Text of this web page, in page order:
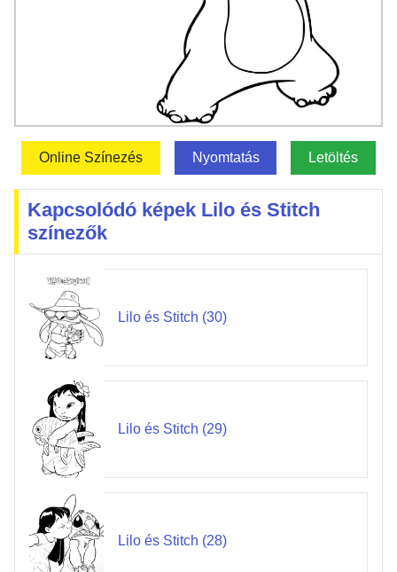
Online Színezés Nyomtatás Letöltés
Kapcsolódó képek Lilo és Stitch
színezők
Lilo és Stitch (30)
Lilo és Stitch (29)
Lilo és Stitch (28)